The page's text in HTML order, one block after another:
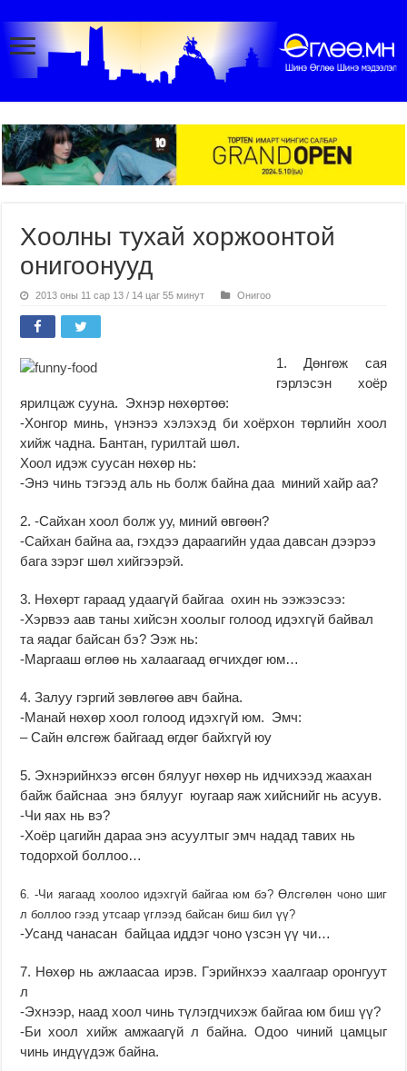
Хоолны тухай хоржоонтой
онигоонууд
2013 оны 11 сар 13 / 14 цаг 55 минут Онигоо
1. Дөнгөж сая
гэрлэсэн хоёр
ярилцаж сууна. Эхнэр нөхөртөө:
-Хонгор минь, үнэнээ хэлэхэд би хоёрхон төрлийн хоол
хийж чадна. Бантан, гурилтай шөл.
Хоол идэж суусан нөхөр нь:
-Энэ чинь тэгээд аль нь болж байна даа миний хайр аа?
2. -Сайхан хоол болж уу, миний өвгөөн?
-Сайхан байна аа, гэхдээ дараагийн удаа давсан дээрээ
бага зэрэг шөл хийгээрэй.
3. Нөхөрт гараад удаагүй байгаа охин нь ээжээсээ:
-Хэрвээ аав таны хийсэн хоолыг голоод идэхгүй байвал
та яадаг байсан бэ? Ээж нь:
-Маргааш өглөө нь халаагаад өгчихдөг юм…
4. Залуу гэргий зөвлөгөө авч байна.
-Манай нөхөр хоол голоод идэхгүй юм. Эмч:
– Сайн өлсгөж байгаад өгдөг байхгүй юу
5. Эхнэрийнхээ өгсөн бялууг нөхөр нь идчихээд жаахан
байж байснаа энэ бялууг юугаар яаж хийснийг нь асуув.
-Чи яах нь вэ?
-Хоёр цагийн дараа энэ асуултыг эмч надад тавих нь
тодорхой боллоо…
6. -Чи яагаад хоолоо идэхгүй байгаа юм бэ? Өлсгөлөн чоно шиг
л боллоо гээд утсаар үглээд байсан биш бил үү?
-Усанд чанасан байцаа иддэг чоно үзсэн үү чи…
7. Нөхөр нь ажлаасаа ирэв. Гэрийнхээ хаалгаар оронгуут
л
-Эхнээр, наад хоол чинь түлэгдчихэж байгаа юм биш үү?
-Би хоол хийж амжаагүй л байна. Одоо чиний цамцыг
чинь индүүдэж байна.